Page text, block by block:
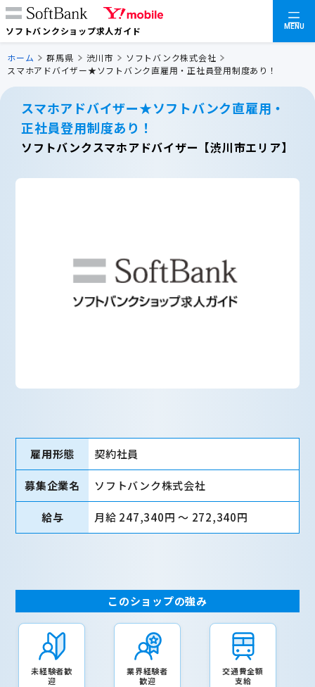
ソフトバンクショップ求人ガイド MENU
ホーム 群馬県 渋川市
ソフトバンク株式会社
スマホアドバイザー★ソフトバンク直雇用・正社員登用制度あり！
スマホアドバイザー★ソフトバンク直雇用・
正社員登用制度あり！
ソフトバンクスマホアドバイザー【渋川市エリア】
雇用形態 契約社員
募集企業名 ソフトバンク株式会社
給与 月給 247,340円 〜 272,340円
このショップの強み
未経験者歓
迎
業界経験者
歓迎
交通費全額
支給